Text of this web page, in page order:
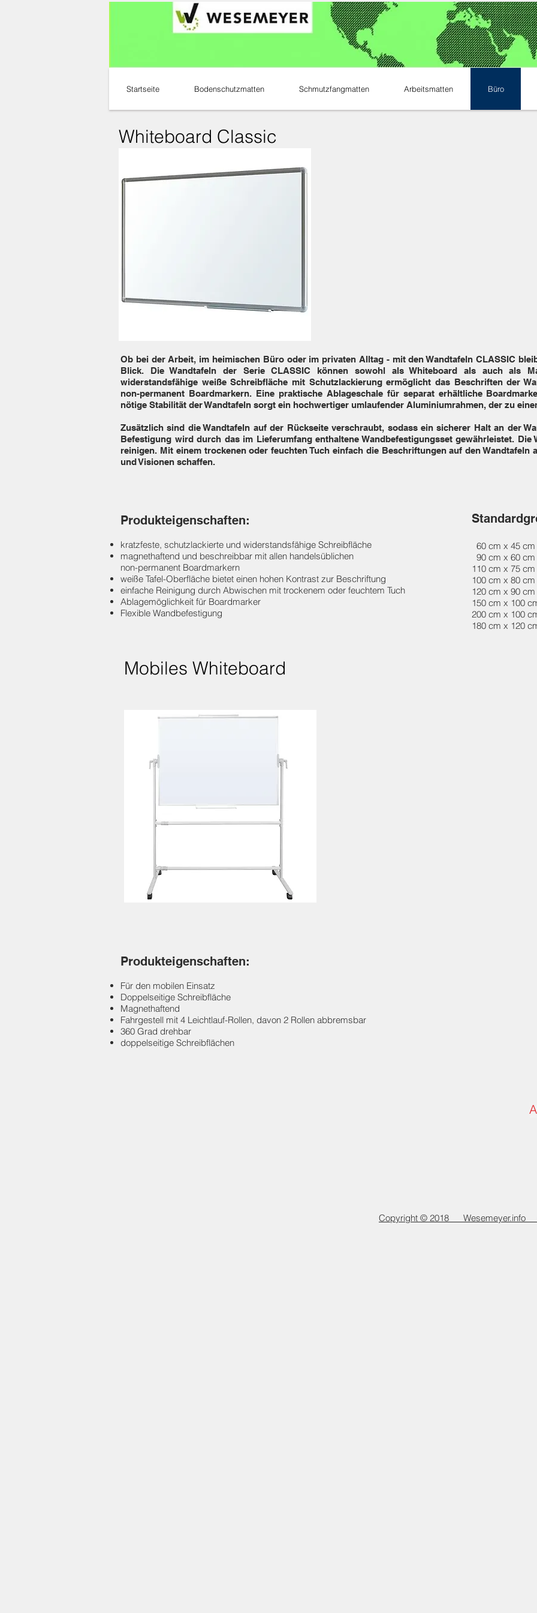
Startseite Bodenschutzmatten Schmutzfangmatten Arbeitsmatten Büro
Whiteboard Classic
Ob bei der Arbeit, im heimischen Büro oder im privaten Alltag - mit den Wandtafeln CLASSIC
Blick. Die Wandtafeln der Serie CLASSIC können sowohl als Whiteboard als auch als
widerstandsfähige weiße Schreibfläche mit Schutzlackierung ermöglicht das Beschriften der
non-permanent Boardmarkern. Eine praktische Ablageschale für separat erhältliche
nötige Stabilität der Wandtafeln sorgt ein hochwertiger umlaufender Aluminiumrahmen, der zu
Zusätzlich sind die Wandtafeln auf der Rückseite verschraubt, sodass ein sicherer Halt an der
Befestigung wird durch das im Lieferumfang enthaltene Wandbefestigungsset gewährleistet. Die
reinigen. Mit einem trockenen oder feuchten Tuch einfach die Beschriftungen auf den Wandtafeln
und Visionen schaffen.
Produkteigenschaften:
kratzfeste, schutzlackierte und widerstandsfähige Schreibfläche
magnethaftend und beschreibbar mit allen handelsüblichen
non-permanent Boardmarkern
weiße Tafel-Oberfläche bietet einen hohen Kontrast zur Beschriftung
einfache Reinigung durch Abwischen mit trockenem oder feuchtem Tuch
Ablagemöglichkeit für Boardmarker
Flexible Wandbefestigung
60 cm x 45 cm
90 cm x 60 cm
110 cm x 75 cm
100 cm x 80 cm
120 cm x 90 cm
150 cm x 100
200 cm x 100
180 cm x 120
Mobiles Whiteboard
Produkteigenschaften:
Für den mobilen Einsatz
Doppelseitige Schreibfläche
Magnethaftend
Fahrgestell mit 4 Leichtlauf-Rollen, davon 2 Rollen abbremsbar
360 Grad drehbar
doppelseitige Schreibflächen
Copyright © 2018 Wesemeyer.info